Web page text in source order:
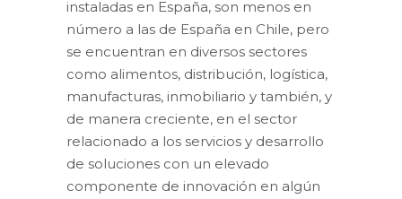
instaladas en España, son menos en
número a las de España en Chile, pero
se encuentran en diversos sectores
como alimentos, distribución, logística,
manufacturas, inmobiliario y también, y
de manera creciente, en el sector
relacionado a los servicios y desarrollo
de soluciones con un elevado
componente de innovación en algún